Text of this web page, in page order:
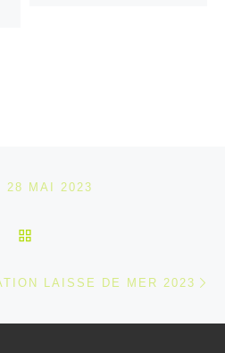
28 MAI 2023
LAISSE DE MER 2023